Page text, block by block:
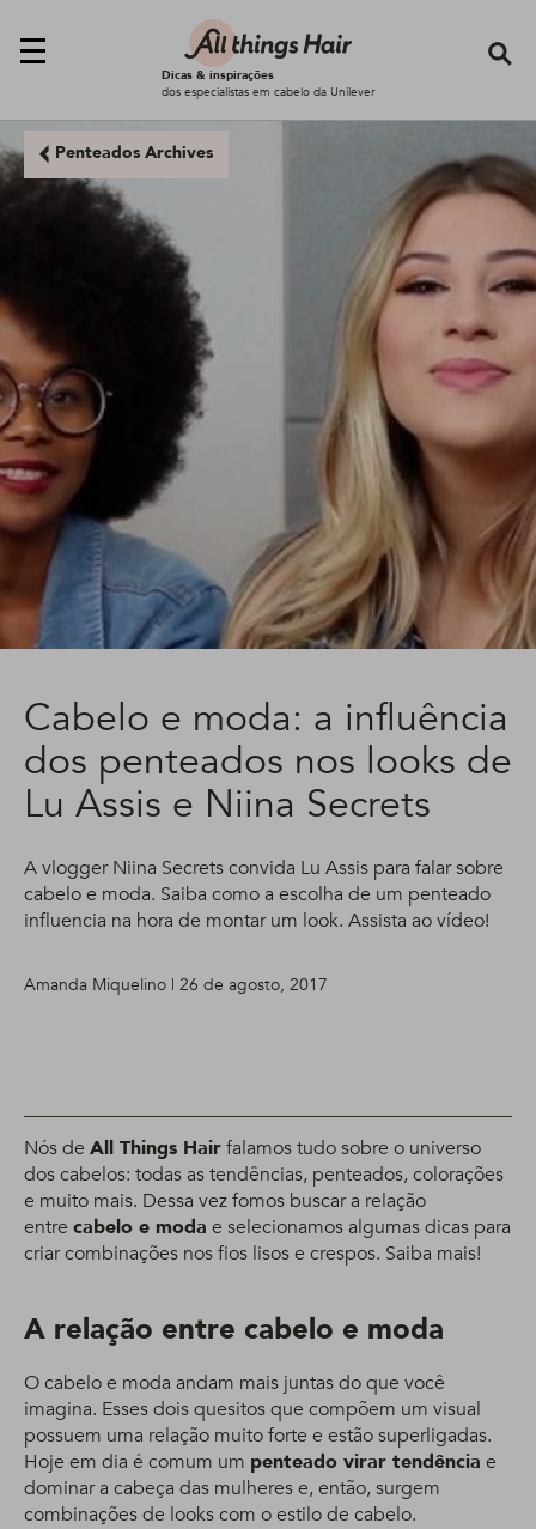
Dicas & inspirações
dos especialistas em cabelo da Unilever
Penteados Archives
Cabelo e moda: a influência
dos penteados nos looks de
Lu Assis e Niina Secrets
A vlogger Niina Secrets convida Lu Assis para falar sobre
cabelo e moda. Saiba como a escolha de um penteado
influencia na hora de montar um look. Assista ao vídeo!
Amanda Miquelino | 26 de agosto, 2017
Nós de All Things Hairfalamos tudo sobre o universo
dos cabelos: todas as tendências, penteados, colorações
e muito mais. Dessa vez fomos buscar a relação
entre cabelo e moda e selecionamos algumas dicas para
criar combinações nos fios lisos e crespos. Saiba mais!
A relação entre cabelo e moda
O cabelo e moda andam mais juntas do que você
imagina. Esses dois quesitos que compõem um visual
possuem uma relação muito forte e estão superligadas.
Hoje em dia é comum um penteado virar tendência e
dominar a cabeça das mulheres e, então, surgem
combinações de looks com o estilo de cabelo.